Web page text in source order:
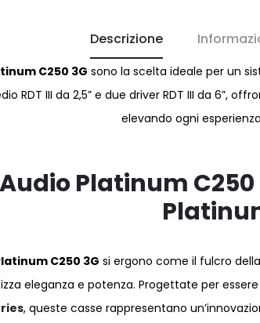
Descrizione
C250 3G sono la scelta ideale per un
RDT III da 2,5” e due driver RDT III da 6”,
elevando ogni
Platinum C250
C250 3G si ergono come il fulcro
eleganza e potenza. Progettate per
, queste casse rappresentano